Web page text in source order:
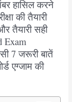
हासिल करने
की तैयारी
तैयारी सही
Exam
7 जरूरी बातें
एग्जाम की